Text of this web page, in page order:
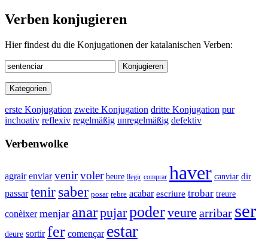
Verben konjugieren
Hier findest du die Konjugationen der katalanischen Verben:
Konjugieren
Kategorien
erste Konjugation zweite Konjugation dritte Konjugation pur
inchoativ reflexiv regelmäßig unregelmäßig defektiv
Verbenwolke
agrair enviar venirvoler beure llegir comprar haver canviar dir
passar tenir saber posar rebre acabar escriure trobar treure
conèixer menjar anarpujarpoderveure arribar ser
deure sortir fer començar estar